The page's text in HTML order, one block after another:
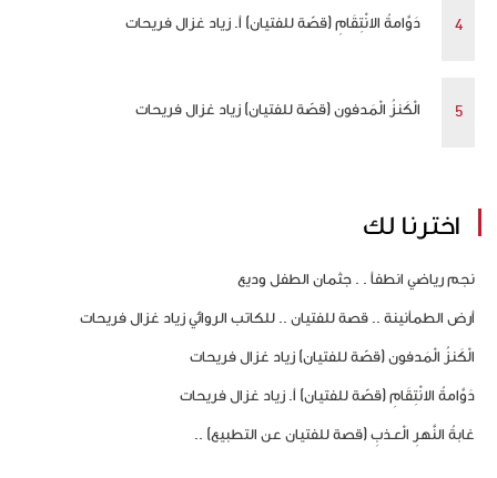
دَوَّامةُ الانْتِقَامِ (قصّة للفتيان) أ. زياد غزال فريحات
الْكَنزُ الْمَدفون (قصّة للفتيان) زياد غزال فريحات
اخترنا لك
نجم رياضي انطفأ . . جثمان الطفل وديع
أرض الطمأنينة .. قصة للفتيان .. للكاتب الروائي زياد غزال فريحات
الْكَنزُ الْمَدفون (قصّة للفتيان) زياد غزال فريحات
دَوَّامةُ الانْتِقَامِ (قصّة للفتيان) أ. زياد غزال فريحات
غابةُ النَّهرِ الْعـذبِ (قصة للفتيان عن التطبيع) ..